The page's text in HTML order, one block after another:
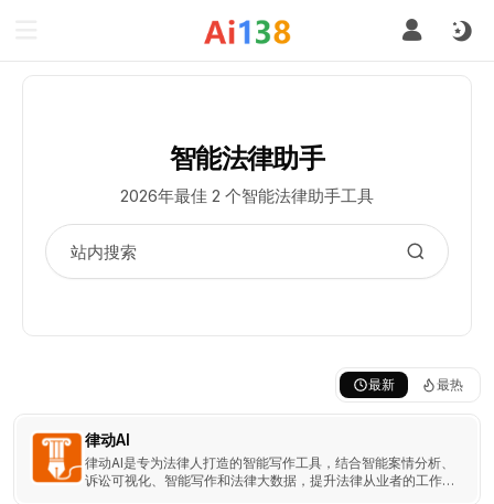
智能法律助手
2026年最佳 2 个智能法律助手工具
最新 最热
律动AI
律动AI是专为法律人打造的智能写作工具，结合智能案情分析、
诉讼可视化、智能写作和法律大数据，提升法律从业者的工作效